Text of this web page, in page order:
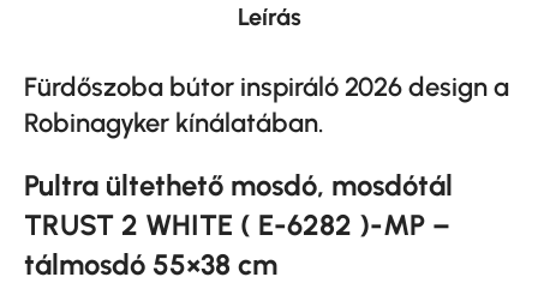
Leírás
Fürdőszoba bútor inspiráló 2026 design a
Robinagyker kínálatában.
Pultra ültethető mosdó, mosdótál
TRUST 2 WHITE ( E-6282 )-MP –
tálmosdó 55×38 cm